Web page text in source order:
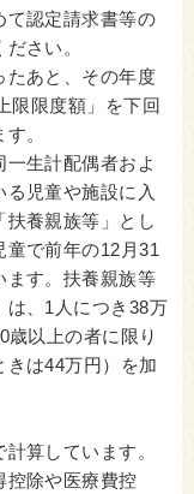
て認定請求書等の
さい。
たあと、その年度
限限度額」を下回
。
一生計配偶者およ
児童や施設に入
扶養親族等」とし
童で前年の12月31
ます。扶養親族等
は、1人につき38万
歳以上の者に限り
きは44万円）を加
算しています。
控除や医療費控